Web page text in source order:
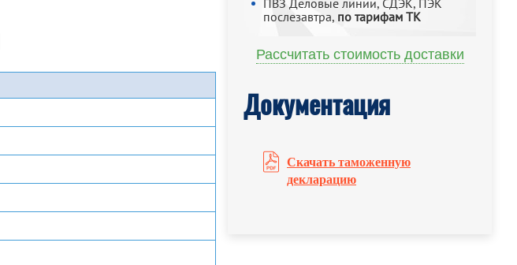
ПВЗ Деловые линии, СДЭК, ПЭК
послезавтра, по тарифам ТК
Рассчитать стоимость доставки
Документация
Скачать таможенную
декларацию